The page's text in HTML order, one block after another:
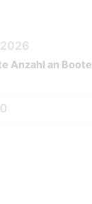
Anzahl an Boote